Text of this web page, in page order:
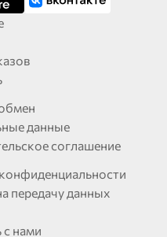
данные
соглашение
передачу данных
нами